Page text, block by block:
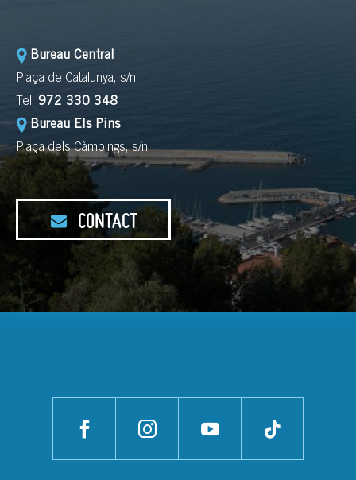
Bureau Central
Plaça de Catalunya, s/n
Tel: 972 330 348
Bureau Els Pins
Plaça dels Càmpings, s/n
CONTACT